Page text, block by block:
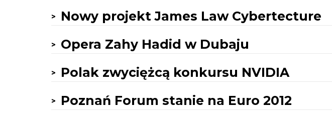
Nowy projekt James Law Cybertecture
Opera Zahy Hadid w Dubaju
Polak zwyciężcą konkursu NVIDIA
Poznań Forum stanie na Euro 2012